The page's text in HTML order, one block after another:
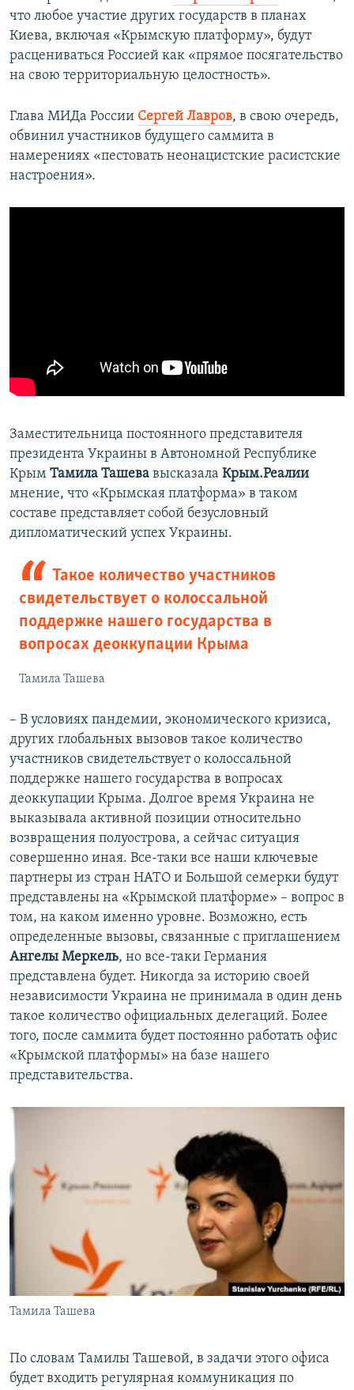
что любое участие других государств в планах
Киева, включая «Крымскую платформу», будут
расцениваться Россией как «прямое посягательство
на свою территориальную целостность».
Глава МИДа России Сергей Лавров, в свою очередь,
обвинил участников будущего саммита в
намерениях «пестовать неонацистские расистские
настроения».
Заместительница постоянного представителя
президента Украины в Автономной Республике
Крым Тамила Ташева высказала Крым.Реалии
мнение, что «Крымская платформа» в таком
составе представляет собой безусловный
дипломатический успех Украины.
Такое количество участников
свидетельствует о колоссальной
поддержке нашего государства в
вопросах деоккупации Крыма
Тамила Ташева
– В условиях пандемии, экономического кризиса,
других глобальных вызовов такое количество
участников свидетельствует о колоссальной
поддержке нашего государства в вопросах
деоккупации Крыма. Долгое время Украина не
выказывала активной позиции относительно
возвращения полуострова, а сейчас ситуация
совершенно иная. Все-таки все наши ключевые
партнеры из стран НАТО и Большой семерки будут
представлены на «Крымской платформе» – вопрос в
том, на каком именно уровне. Возможно, есть
определенные вызовы, связанные с приглашением
Ангелы Меркель, но все-таки Германия
представлена будет. Никогда за историю своей
независимости Украина не принимала в один день
такое количество официальных делегаций. Более
того, после саммита будет постоянно работать офис
«Крымской платформы» на базе нашего
представительства.
Тамила Ташева
По словам Тамилы Ташевой, в задачи этого офиса
будет входить регулярная коммуникация по